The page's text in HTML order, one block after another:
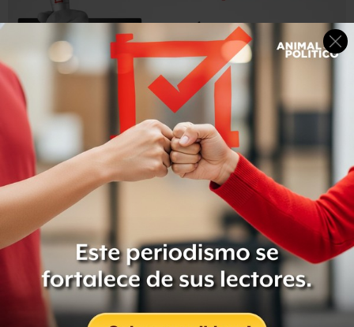
La ministra expone que “la suspensión concedida
respecto de los efectos y consecuencias de los actos cuya
invalidez se demanda, consiste en que se mantengan las
cosas en el estado que actualmente guardan, esto es, para
que el Juzgado Trigésimo Segundo de lo Civil del
Tribunal Superior de Justicia del Distrito Federal
continúe con la substanciación del juicio del expediente
1653/2011 de su índice hasta su total conclusión, incluso,
para que emita la resolución final correspondiente”.